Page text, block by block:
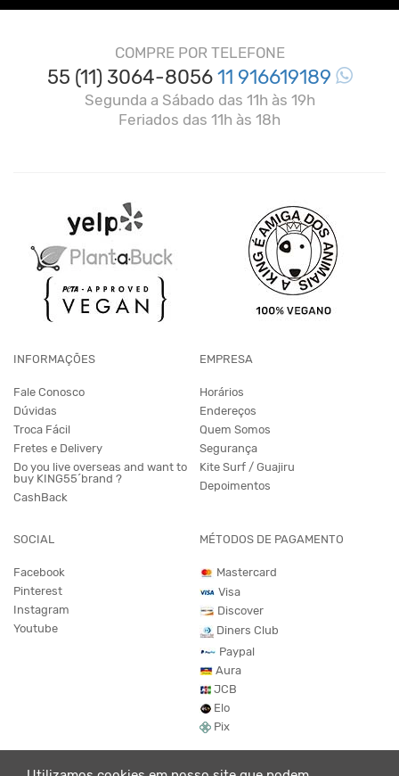
COMPRE POR TELEFONE
55 (11) 3064-805611 916619189
Segunda a Sábado das 11h às 19h
Feriados das 11h às 18h
INFORMAÇÕES
Fale Conosco
Dúvidas
Troca Fácil
Fretes e Delivery
Do you live overseas and want to
buy KING55´brand ?
CashBack
EMPRESA
Horários
Endereços
Quem Somos
Segurança
Kite Surf / Guajiru
Depoimentos
SOCIAL
Facebook
Pinterest
Instagram
Youtube
MÉTODOS DE PAGAMENTO
Mastercard
Visa
Discover
Diners Club
Paypal
Aura
JCB
Elo
Pix